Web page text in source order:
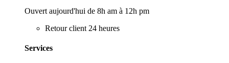
Ouvert aujourd'hui de 8h am à 12h pm
Retour client 24 heures
Services